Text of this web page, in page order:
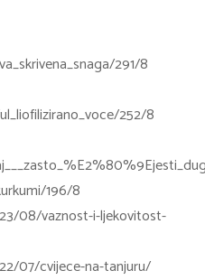
291/8
252/8
196/8
08/vaznost-i-ljekovitost-
07/cvijece-na-tanjuru/